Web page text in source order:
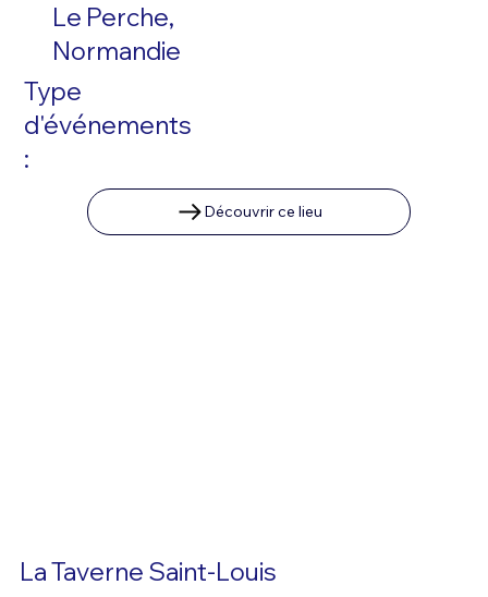
Le Perche,
Normandie
Type
d'événements
:
Découvrir ce lieu
La Taverne Saint-Louis